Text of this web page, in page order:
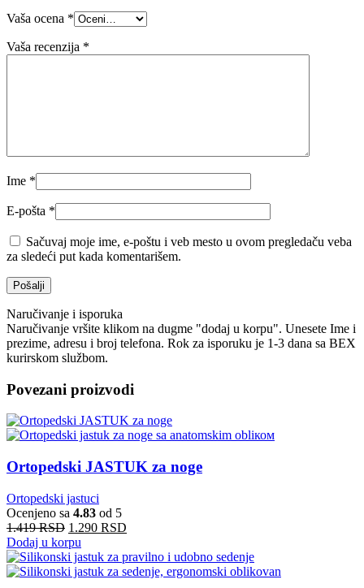
Vaša ocena *
Vaša recenzija *
Ime *
E-pošta *
Sačuvaj moje ime, e-poštu i veb mesto u ovom pregledaču veba
za sledeći put kada komentarišem.
Naručivanje i isporuka
Naručivanje vršite klikom na dugme "dodaj u korpu". Unesete Ime i
prezime, adresu i broj telefona. Rok za isporuku je 1-3 dana sa BEX
kurirskom službom.
Povezani proizvodi
Ortopedski JASTUK za noge
Ortopedski jastuci
Ocenjeno sa 4.83 od 5
1.419RSD 1.290 RSD
Dodaj u korpu